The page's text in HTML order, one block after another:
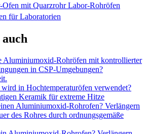
mit Quarzrohr Labor-Rohröfen
für Laboratorien
Aluminiumoxid-Rohröfen mit kontrollierter
in CSP-Umgebungen?
in Hochtemperaturöfen verwendet?
Keramik für extreme Hitze
Aluminiumoxid-Rohrofen? Verlängern
des Rohres durch ordnungsgemäße